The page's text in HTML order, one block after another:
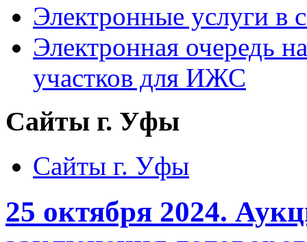
Электронные услуги в
Электронная очередь
участков для ИЖС
Сайты г. Уфы
Сайты г. Уфы
25 октября 2024.